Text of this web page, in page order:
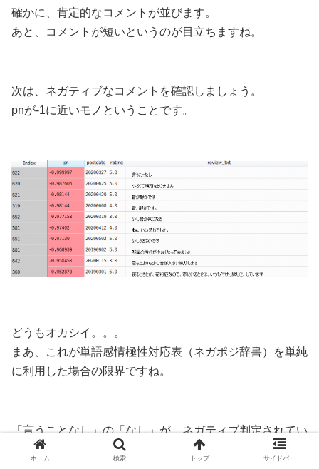
確かに、肯定的なコメントが並びます。
あと、コメントが短いというのが目立ちますね。
次は、ネガティブなコメントを確認しましょう。
pnが-1に近いモノということです。
どうもオカシイ。。。
まあ、これが単語感情極性対応表（ネガポジ辞書）を単純
に利用した場合の限界ですね。
「言うことなし」の「なし」が、ネガティブ判定されてい
るのです。
ホーム 検索 トップ サイドバー